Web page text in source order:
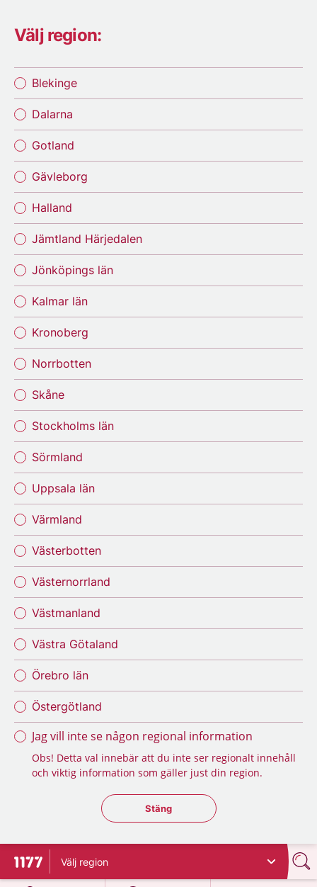
Välj region:
Blekinge
Dalarna
Gotland
Gävleborg
Halland
Jämtland Härjedalen
Jönköpings län
Kalmar län
Kronoberg
Norrbotten
Skåne
Stockholms län
Sörmland
Uppsala län
Värmland
Västerbotten
Västernorrland
Västmanland
Västra Götaland
Örebro län
Östergötland
Jag vill inte se någon regional information
Obs! Detta val innebär att du inte ser regionalt innehåll
och viktig information som gäller just din region.
Stäng regionsväljaren
Stäng
Till startsidan för 1177
Välj region
på 1177.se
på 1177.se